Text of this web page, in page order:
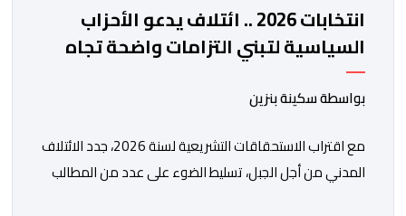
انتخابات 2026 .. ائتلاف يدعو الأحزاب
السياسية لتبني التزامات واضحة تجاه
المناطق الجبلية
بواسطة سكينة بنزين
مع اقتراب الاستحقاقات التشريعية لسنة 2026، جدد الائتلاف
المدني من أجل الجبل، تسليط الضوء على عدد من المطالب